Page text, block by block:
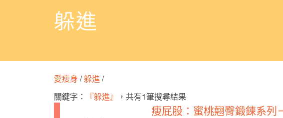
躲進
愛瘦身 /躲進/
關鍵字：
『躲進』 ，共有1筆搜尋結果
瘦屁股：蜜桃翹臀鍛鍊系列